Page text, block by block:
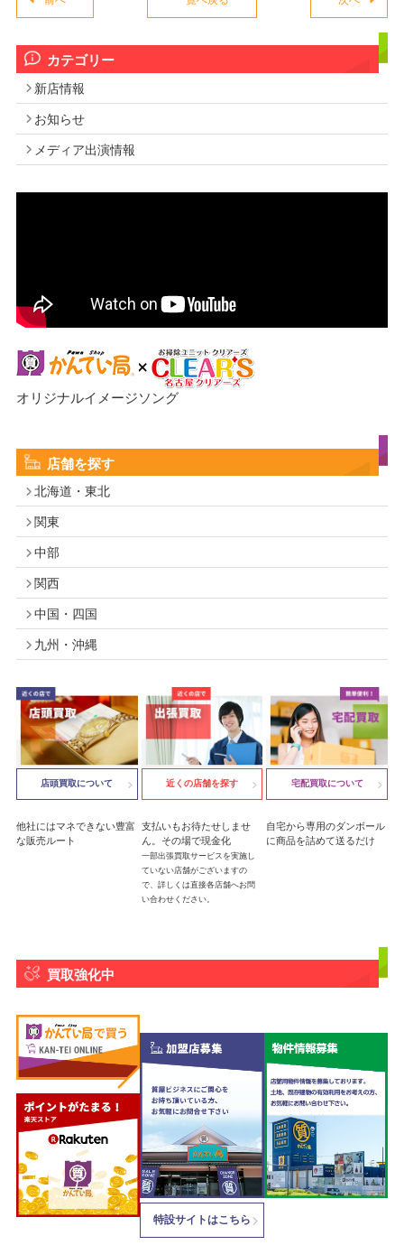
カテゴリー
新店情報
お知らせ
メディア出演情報
オリジナルイメージソング
店舗を探す
北海道・東北
関東
中部
関西
中国・四国
九州・沖縄
店頭買取について
他社にはマネできない豊富
な販売ルート
近くの店舗を探す
支払いもお待たせしませ
ん。その場で現金化
一部出張買取サービスを実施し
ていない店舗がございますの
で、詳しくは直接各店舗へお問
い合わせください。
宅配買取について
自宅から専用のダンボール
に商品を詰めて送るだけ
買取強化中
特設サイトはこちら